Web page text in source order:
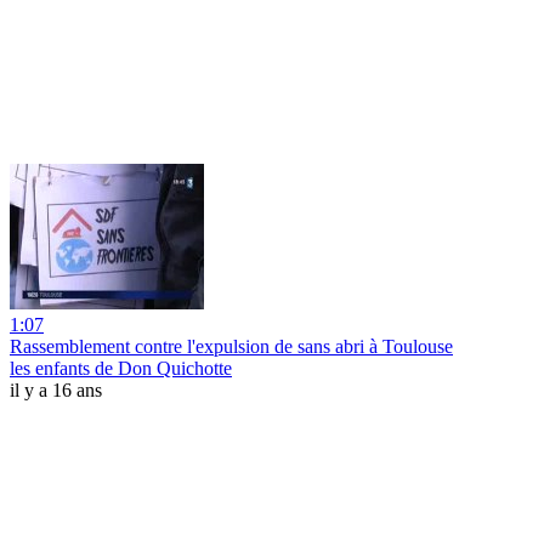
1:07
Rassemblement contre l'expulsion de sans abri à Toulouse
les enfants de Don Quichotte
il y a 16 ans